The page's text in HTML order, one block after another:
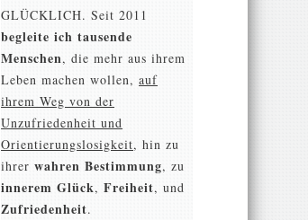
GLÜCKLICH. Seit 2011
begleite ich tausende
Menschen, die mehr aus ihrem
Leben machen wollen,auf
ihrem Weg von der
Unzufriedenheit und
Orientierungslosigkeit, hin zu
ihrerwahren Bestimmung, zu
innerem Glück,Freiheit, und
Zufriedenheit.